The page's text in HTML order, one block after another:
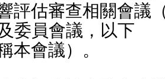
委員會議，以下